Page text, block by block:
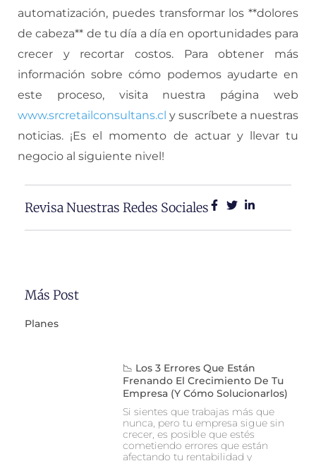
automatización, puedes transformar los **dolores
de cabeza** de tu día a día en oportunidades para
crecer y recortar costos. Para obtener más
información sobre cómo podemos ayudarte en
este proceso, visita nuestra página web
www.srcretailconsultans.cl y suscríbete a nuestras
noticias. ¡Es el momento de actuar y llevar tu
negocio al siguiente nivel!
Revisa Nuestras Redes Sociales
Más Post
Planes
📉 Los 3 Errores Que Están
Frenando El Crecimiento De Tu
Empresa (y Cómo Solucionarlos)
Si sientes que trabajas más que
nunca, pero tu empresa sigue sin
crecer, es posible que estés
cometiendo errores que están
afectando tu rentabilidad y